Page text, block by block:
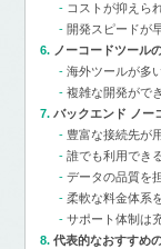
コストが抑えら
開発スピードが
ノーコードツール
海外ツールが多
複雑な開発がで
バックエンド ノー
豊富な接続先が
誰でも利用でき
データの品質を
柔軟な料金体系
サポート体制は
代表的なおすすめ